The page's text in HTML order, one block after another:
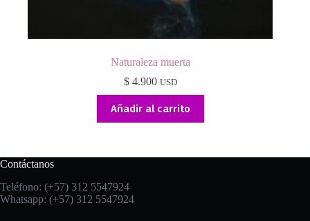
Naturaleza muerta
$4.900 USD
Añadir al carrito
Contáctanos
Teléfono: (+57) 312 5547924
Whatsapp: (+57) 312 5547924